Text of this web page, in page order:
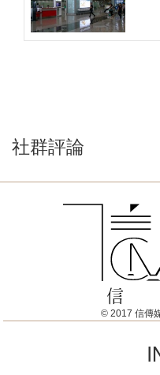
社群評論
© 2017 信傳